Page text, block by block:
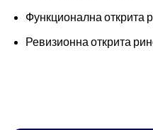
Функционална открита
Ревизионна открита